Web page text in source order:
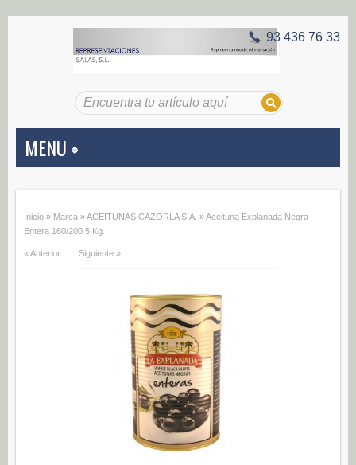
93 436 76 33
MENU
Aceitunas (187)
Encurtidos (29)
Inicio » Marca »ACEITUNAS CAZORLA S.A. »Aceituna Explanada Negra
Entera 160/200 5 Kg.
« Anterior Siguiente »